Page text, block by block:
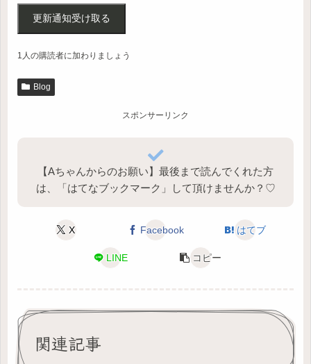
更新通知受け取る
1人の購読者に加わりましょう
Blog
スポンサーリンク
【Aちゃんからのお願い】最後まで読んでくれた方
は、「はてなブックマーク」して頂けませんか？♡
X Facebook はてブ
LINE コピー
関連記事